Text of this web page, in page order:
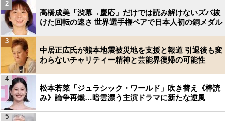
高橋成美「渋幕→慶応」だけでは読み解けないズバ抜
けた回転の速さ 世界選手権ペアで日本人初の銅メダル
2
中居正広氏が熊本地震被災地を支援と報道 引退後も変
わらないチャリティー精神と芸能界復帰の可能性
3
松本若菜「ジュラシック・ワールド」吹き替え《棒読
み》論争再燃…暗雲漂う主演ドラマに新たな逆風
4
5